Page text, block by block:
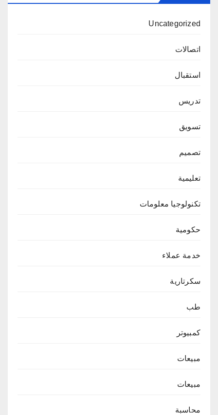
Uncategorized
اتصالات
استقبال
تدريس
تسويق
تصميم
تعليمية
تكنولوجيا معلومات
حكومية
خدمة عملاء
سكرتارية
طب
كمبيوتر
مبيعات
مبيعات
محاسبة